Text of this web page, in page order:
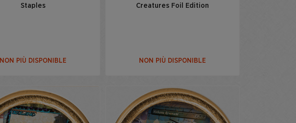
Staples
NON PIÙ DISPONIBLE
Creatures Foil Edition
NON PIÙ DISPONIBLE